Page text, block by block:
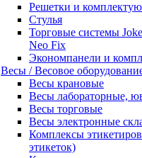
Решетки и
Стулья
Торговые системы
Neo Fix
Экономпанели и
Весы / Весовое
Весы крановые
Весы лабораторные,
Весы торговые
Весы электронные
Комплексы
этикеток)